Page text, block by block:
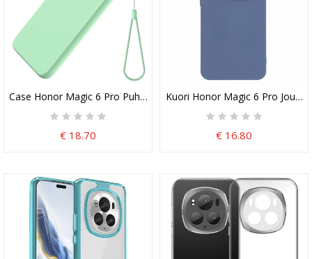
Case Honor Magic 6 Pro Puhelinkuoret Nestemäinen Silikonihihna
€ 18.70
Kuori Honor Magic 6 Pro
€ 16.80